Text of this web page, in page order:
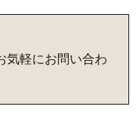
気軽にお問い合わ